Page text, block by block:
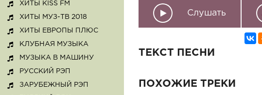
Слушать
ТЕКСТ ПЕСНИ
ПОХОЖИЕ ТРЕКИ
ХИТЫ KISS FM
ХИТЫ МУЗ-ТВ 2018
ХИТЫ ЕВРОПЫ ПЛЮС
КЛУБНАЯ МУЗЫКА
МУЗЫКА В МАШИНУ
РУССКИЙ РЭП
ЗАРУБЕЖНЫЙ РЭП